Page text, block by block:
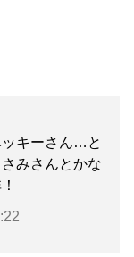
キーさん…と
みさんとかな